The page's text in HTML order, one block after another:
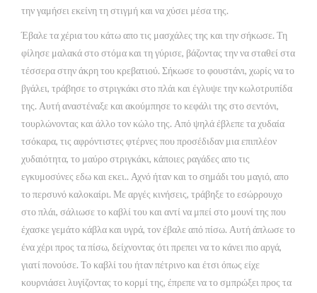
την γαμήσει εκείνη τη στιγμή και να χύσει μέσα της.
Έβαλε τα χέρια του κάτω απο τις μασχάλες της και την σήκωσε. Τη
φίλησε μαλακά στο στόμα και τη γύρισε, βάζοντας την να σταθεί στα
τέσσερα στην άκρη του κρεβατιού. Σήκωσε το φουστάνι, χωρίς να το
βγάλει, τράβησε το στριγκάκι στο πλάι και έγλυψε την κωλοτρυπίδα
της. Αυτή αναστέναξε και ακούμπησε το κεφάλι της στο σεντόνι,
τουρλώνοντας και άλλο τον κώλο της. Από ψηλά έβλεπε τα χυδαία
τσόκαρα, τις αφρόντιστες φτέρνες που προσέδιδαν μια επιπλέον
χυδαιότητα, το μαύρο στριγκάκι, κάποιες ραγάδες απο τις
εγκυμοσύνες εδω και εκει.. Αχνό ήταν και το σημάδι του μαγιό, απο
το περσυνό καλοκαίρι. Με αργές κινήσεις, τράβηξε το εσώρρουχο
στο πλάι, σάλιωσε το καβλί του και αντί να μπεί στο μουνί της που
έχασκε γεμάτο κάβλα και υγρά, τον έβαλε από πίσω. Αυτή άπλωσε το
ένα χέρι προς τα πίσω, δείχνοντας ότι πρεπει να το κάνει πιο αργά,
γιατί πονούσε. Το καβλί του ήταν πέτρινο και έτσι όπως είχε
κουρνιάσει λυγίζοντας το κορμί της, έπρεπε να το σμπρώξει προς τα